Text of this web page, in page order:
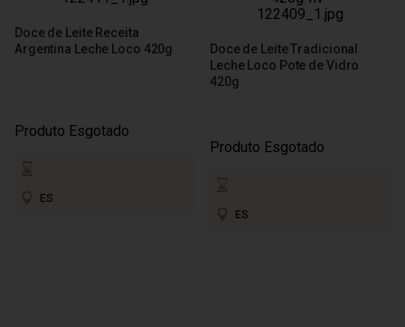
Doce de Leite Receita
Argentina Leche Loco 420g
Produto Esgotado
ES
Doce de Leite Tradicional
Leche Loco Pote de Vidro
420g
Produto Esgotado
ES